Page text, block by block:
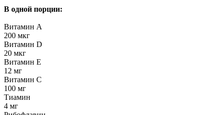
В одной порции:
Витамин А
200 мкг
Витамин D
20 мкг
Витамин Е
12 мг
Витамин С
100 мг
Тиамин
4 мг